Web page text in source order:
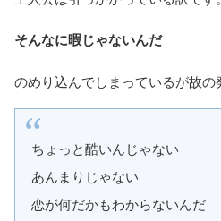
そんなに暇じゃないんだ
のめり込んでしまっているが故の
ちょっと酷いんじゃない
あんまりじゃない
恋が何だかもわからないんだ